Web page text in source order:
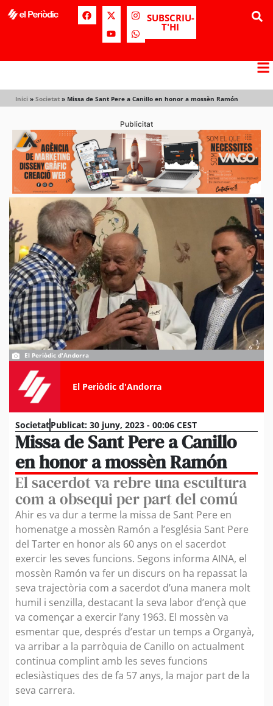
SUBSCRIU-
T'HI
Inici » Societat » Missa de Sant Pere a Canillo en honor a mossèn Ramón
Publicitat
El Periòdic d'Andorra
El Periòdic d'Andorra
SocietatPublicat: 30 juny, 2023 - 00:06 CEST
Missa de Sant Pere a Canillo
en honor a mossèn Ramón
El sacerdot va rebre una escultura
com a obsequi per part del comú
Ahir es va dur a terme la missa de Sant Pere en
homenatge a mossèn Ramón a l’església Sant Pere
del Tarter en honor als 60 anys on el sacerdot
exercir les seves funcions. Segons informa AINA, el
mossèn Ramón va fer un discurs on ha repassat la
seva trajectòria com a sacerdot d’una manera molt
humil i senzilla, destacant la seva labor d’ençà que
va començar a exercir l’any 1963. El mossèn va
esmentar que, després d’estar un temps a Organyà,
va arribar a la parròquia de Canillo on actualment
continua complint amb les seves funcions
eclesiàstiques des de fa 57 anys, la major part de la
seva carrera.